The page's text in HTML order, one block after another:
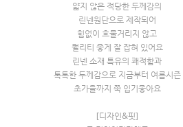
얇지 않은 적당한 두께감의
린넨원단으로 제작되어
힘없이 흐물거리지 않고
퀄리티 좋게 잘 잡혀 있어요
린넨 소재 특유의 쾌적함과
톡톡한 두께감으로 지금부터 여름시즌
초가을까지 쭉 입기좋아요
[디자인&핏]